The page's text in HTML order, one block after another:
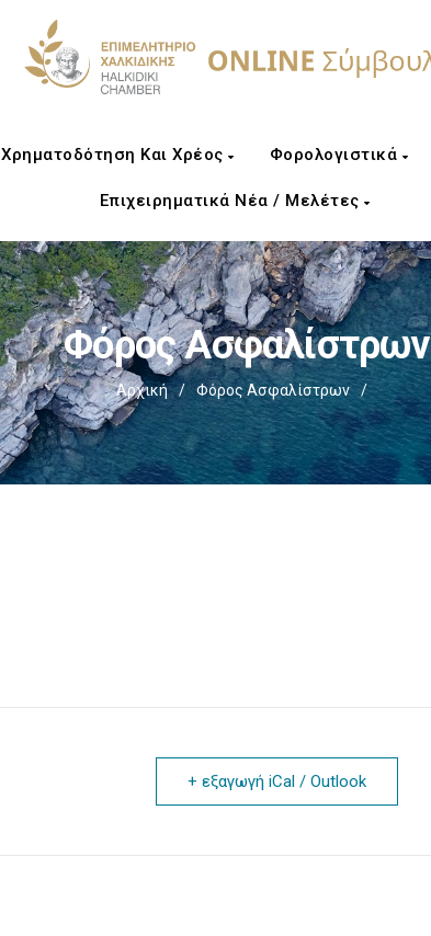
Χρηματοδότηση Και Χρέος Φορολογιστικά
Επιχειρηματικά Νέα / Μελέτες
Φόρος Ασφαλίστρων
Αρχική / Φόρος Ασφαλίστρων /
+ εξαγωγή iCal / Outlook